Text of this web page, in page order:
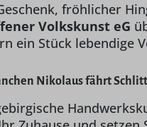
fröhlicher
Volkskunst eG
ein Stück lebendige
Nikolaus fährt